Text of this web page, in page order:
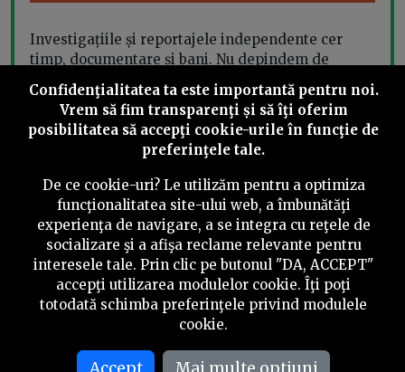
Investigațiile și reportajele independente cer
timp, documentare și bani. Nu depindem de
partide sau interese ascunse, ci de cititori ca tine.
Susține jurnalismul independent cu minimum
5€/lună. Devino abonat acum și ne ajuți mai mult
decât ai crede. Îți mulțumim!
Redirecționează
3.5%
Fă o
mică
donație
Share this
Confidenţialitatea ta este importantă pentru noi.
Vrem să fim transparenţi și să îţi oferim
posibilitatea să accepţi cookie-urile în funcţie de
preferinţele tale.
De ce cookie-uri? Le utilizăm pentru a optimiza
funcţionalitatea site-ului web, a îmbunătăţi
experienţa de navigare, a se integra cu reţele de
socializare şi a afişa reclame relevante pentru
interesele tale. Prin clic pe butonul "DA, ACCEPT"
accepţi utilizarea modulelor cookie. Îţi poţi
totodată schimba preferinţele privind modulele
cookie.